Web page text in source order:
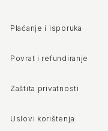
Plaćanje i isporuka
Povrat i refundiranje
Zaštita privatnosti
Uslovi korištenja